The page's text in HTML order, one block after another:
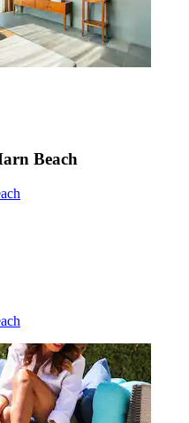
Beach